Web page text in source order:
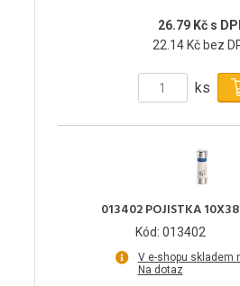
26.79 Kč s
22.14 Kč bez
ks
013402 POJISTKA
Kód: 013402
V e-shopu skladem
Na dotaz